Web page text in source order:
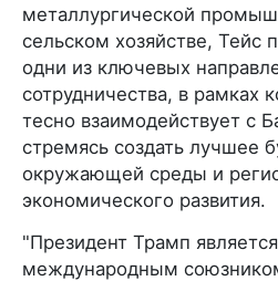
металлургической
сельском хозяйстве, Тейс
одни из ключевых
сотрудничества, в рамках
тесно взаимодействует с
стремясь создать лучшее
окружающей среды и
экономического развития.
"Президент Трамп
международным